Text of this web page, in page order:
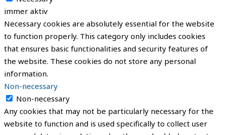
immer aktiv
Necessary cookies are absolutely essential for the website
to function properly. This category only includes cookies
that ensures basic functionalities and security features of
the website. These cookies do not store any personal
information.
Non-necessary
Non-necessary
Any cookies that may not be particularly necessary for the
website to function and is used specifically to collect user